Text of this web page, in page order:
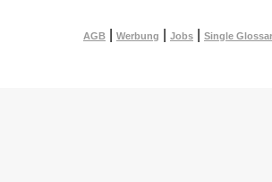
AGB Werbung Jobs Single Glossar